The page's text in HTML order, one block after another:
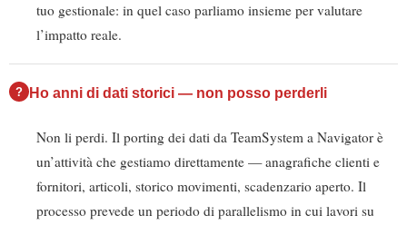
tuo gestionale: in quel caso parliamo insieme per valutare
l’impatto reale.
Ho anni di dati storici — non posso perderli
Non li perdi. Il porting dei dati da TeamSystem a Navigator è
un’attività che gestiamo direttamente — anagrafiche clienti e
fornitori, articoli, storico movimenti, scadenzario aperto. Il
processo prevede un periodo di parallelismo in cui lavori su